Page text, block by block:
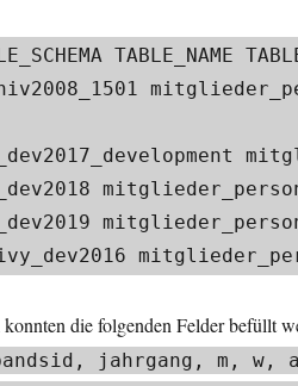
TABLE_NAME
die folgenden Felder befüllt
jahrgang, m, w,